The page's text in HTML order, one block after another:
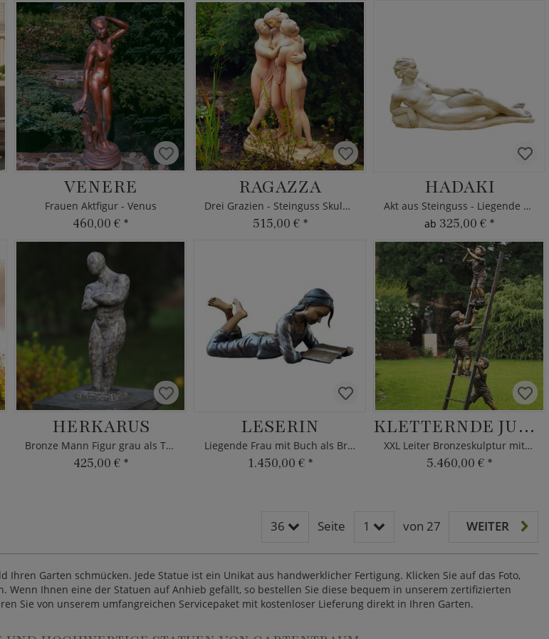
VENERE
Frauen Aktfigur - Venus
460,00 € *
RAGAZZA
Drei Grazien - Steinguss Skulptur
515,00 € *
HADAKI
Akt aus Steinguss - Liegende Frau
ab 325,00 € *
HERKARUS
Bronze Mann Figur grau als Torso
425,00 € *
LESERIN
Liegende Frau mit Buch als Bronze
1.450,00 € *
KLETTERNDE JUNGEN
XXL Leiter Bronzeskulptur mit Kindern
5.460,00 € *
36 Seite 1 von 27 WEITER
Garten schmücken. Jede Statue ist ein Unikat aus handwerklicher Fertigung. Klicken Sie auf das Foto,
Ihnen eine der Statuen auf Anhieb gefällt, so bestellen Sie diese bequem in unserem zertifizierten
Sie von unserem umfangreichen Servicepaket mit kostenloser Lieferung direkt in Ihren Garten.